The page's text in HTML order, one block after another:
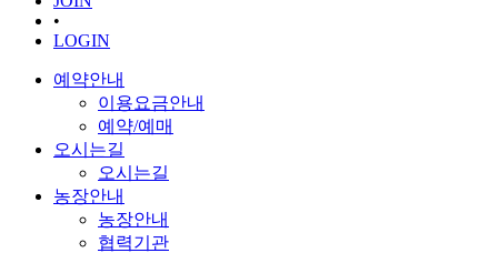
•
LOGIN
예약안내
이용요금안내
예약/예매
오시는길
오시는길
농장안내
농장안내
협력기관